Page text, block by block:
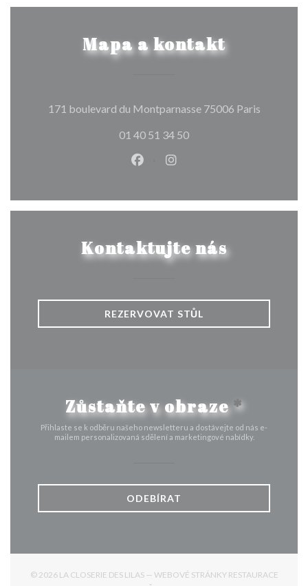
Mapa a kontakt
171 boulevard du Montparnasse 75006 Paris((otevře
01 40 51 34 50
Facebook ((otevře se v novém
Instagram ((otevře se v
Kontaktujte nás
REZERVOVAT STŮL
Zůstaňte v obraze*
Přihlaste se k odběru našeho newsletteru a dostávejte od nás e-
mailem personalizovaná sdělení a marketingové nabídky.
ODEBÍRAT
© 2026 LA CLOSERIE DES LILAS — WEBOVÉ STRÁNKY RESTAURACE